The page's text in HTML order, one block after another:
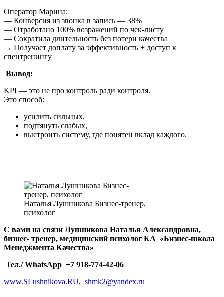
Оператор Марина:
— Конверсия из звонка в запись — 38%
— Отработано 100% возражений по чек-листу
— Сократила длительность без потери качества
→ Получает доплату за эффективность + доступ к
спецтренингу
Вывод:
KPI — это не про контроль ради контроля.
Это способ:
усилить сильных,
подтянуть слабых,
выстроить систему, где понятен вклад каждого.
Наталья Лушникова Бизнес-тренер,
психолог
С вами на связи Лушникова Наталья Александровна,
бизнес- тренер, медицинский психолог КА «Бизнес-школа
Менеджмента Качества»
Тел./ WhatsApp +7 918-774-42-06
www.SLushnikova.RU, shmk2@yandex.ru